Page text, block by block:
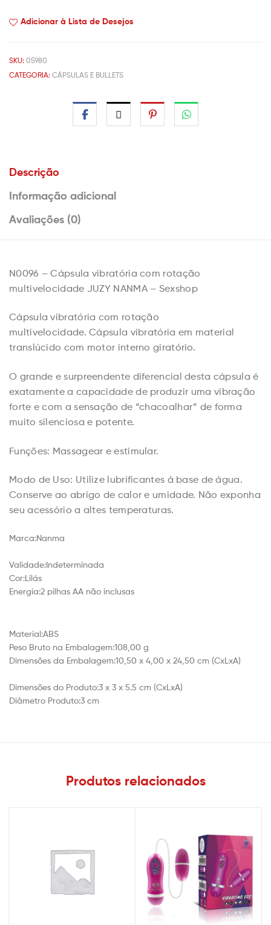
Adicionar à Lista de Desejos
SKU: 05980
CATEGORIA: CÁPSULAS E BULLETS
Descrição
Informação adicional
Avaliações (0)
N0096 – Cápsula vibratória com rotação
multivelocidade JUZY NANMA – Sexshop
Cápsula vibratória com rotação
multivelocidade.Cápsula vibratória em material
translúcido com motor interno giratório.
O grande e surpreendente diferencial desta cápsula é
exatamente a capacidade de produzir uma vibração
forte e com a sensação de “chacoalhar” de forma
muito silenciosa e potente.
Funções: Massagear e estimular.
Modo de Uso: Utilize lubrificantes á base de água.
Conserve ao abrigo de calor e umidade. Não exponha
seu acessório a altes temperaturas.
Marca:Nanma
Validade:Indeterminada
Cor:Lilás
Energia:2 pilhas AA não inclusas
Material:ABS
Peso Bruto na Embalagem:108,00 g
Dimensões da Embalagem:10,50 x 4,00 x 24,50 cm (CxLxA)
Dimensões do Produto:3 x 3 x 5.5 cm (CxLxA)
Diâmetro Produto:3 cm
Produtos relacionados